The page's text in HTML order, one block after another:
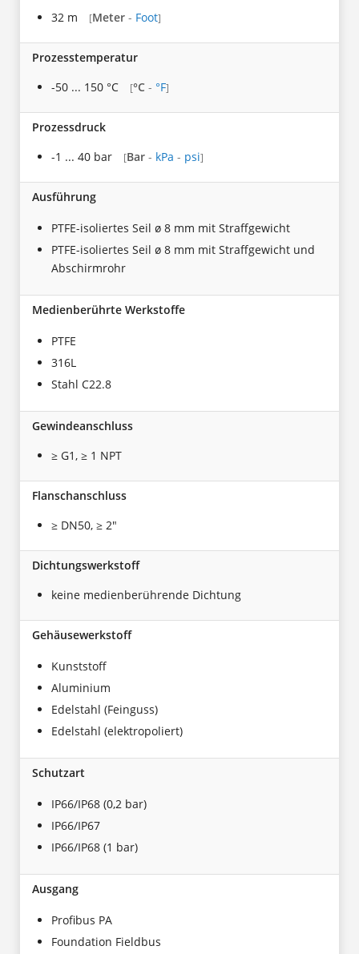
32 m
[Meter - Foot]
Prozesstemperatur
-50 ... 150 °C
[°C - °F]
Prozessdruck
-1 ... 40 bar
[Bar - kPa - psi]
Ausführung
PTFE-isoliertes Seil ø 8 mm mit Straffgewicht
PTFE-isoliertes Seil ø 8 mm mit Straffgewicht und
Abschirmrohr
Medienberührte Werkstoffe
PTFE
316L
Stahl C22.8
Gewindeanschluss
≥ G1, ≥ 1 NPT
Flanschanschluss
≥ DN50, ≥ 2"
Dichtungswerkstoff
keine medienberührende Dichtung
Gehäusewerkstoff
Kunststoff
Aluminium
Edelstahl (Feinguss)
Edelstahl (elektropoliert)
Schutzart
IP66/IP68 (0,2 bar)
IP66/IP67
IP66/IP68 (1 bar)
Ausgang
Profibus PA
Foundation Fieldbus